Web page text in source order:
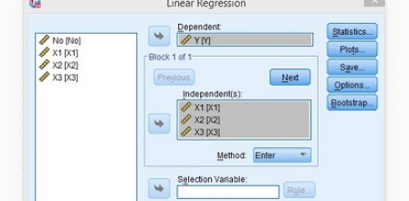
Tujuan,
Jenis,
Manfaat,
Contoh